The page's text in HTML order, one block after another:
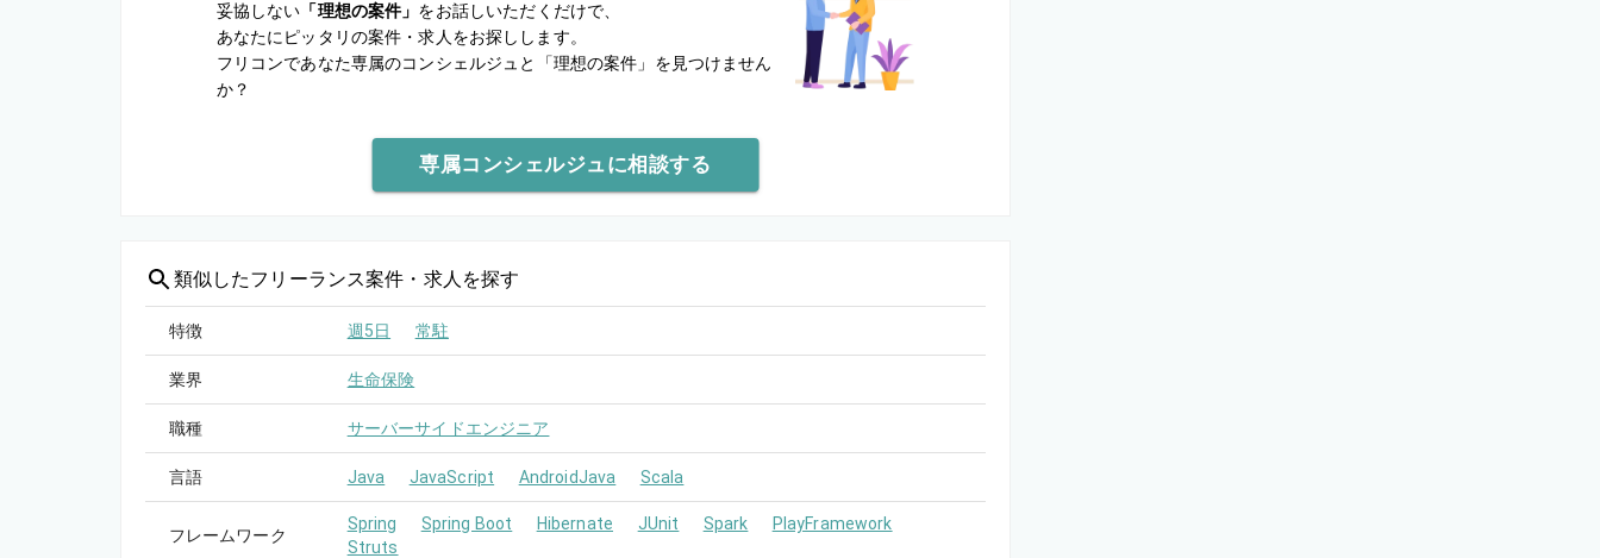
妥協しない 「理想の案件」 をお話しいただくだけで、
あなたにピッタリの案件・求人をお探しします。
フリコンであなた専属のコンシェルジュと
「理想の案件」を見つけません
か？
専属コンシェルジュに相談する
類似したフリーランス案件・求人を探す
特徴 週5日 常駐
業界 生命保険
職種 サーバーサイドエンジニア
言語 Java JavaScript AndroidJava Scala
フレームワーク
Spring Spring Boot Hibernate JUnit Spark
PlayFramework
Struts